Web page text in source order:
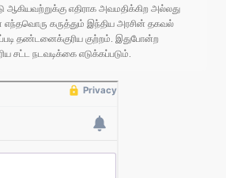
ஆகியவற்றுக்கு எதிராக அவமதிக்கிற அல்லது
எந்தவொரு கருத்தும் இந்திய அரசின் தகவல்
தண்டனைக்குரிய குற்றம். இதுபோன்ற
சட்ட நடவடிக்கை எடுக்கப்படும்.